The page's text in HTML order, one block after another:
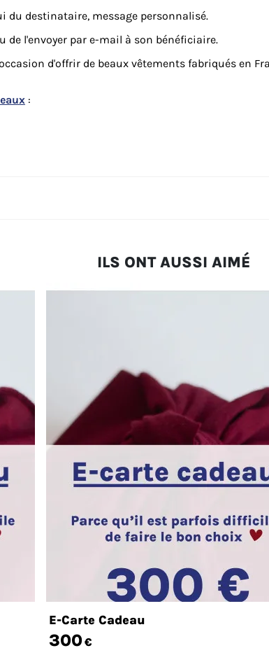
du destinataire, message personnalisé.
de l'envoyer par e-mail à son bénéficiaire.
d'offrir de beaux vêtements fabriqués en
:
ILS ONT AUSSI AIMÉ
E-Carte Cadeau
300€